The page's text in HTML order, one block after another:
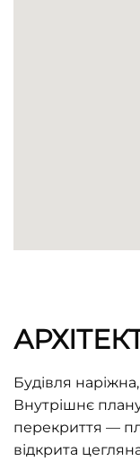
Будівля
Внутрішнє
перекриття —
відкрита